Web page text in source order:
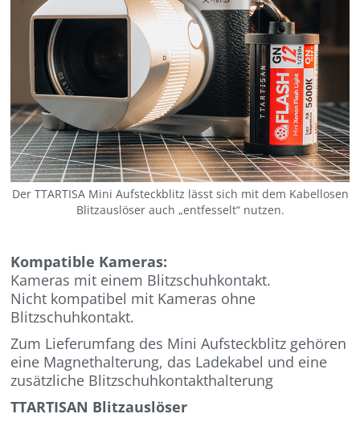
Der TTARTISA Mini Aufsteckblitz lässt sich mit dem Kabellosen
Blitzauslöser auch „entfesselt“ nutzen.
Kompatible Kameras:
Kameras mit einem Blitzschuhkontakt.
Nicht kompatibel mit Kameras ohne
Blitzschuhkontakt.
Zum Lieferumfang des Mini Aufsteckblitz gehören
eine Magnethalterung, das Ladekabel und eine
zusätzliche Blitzschuhkontakthalterung
TTARTISAN Blitzauslöser